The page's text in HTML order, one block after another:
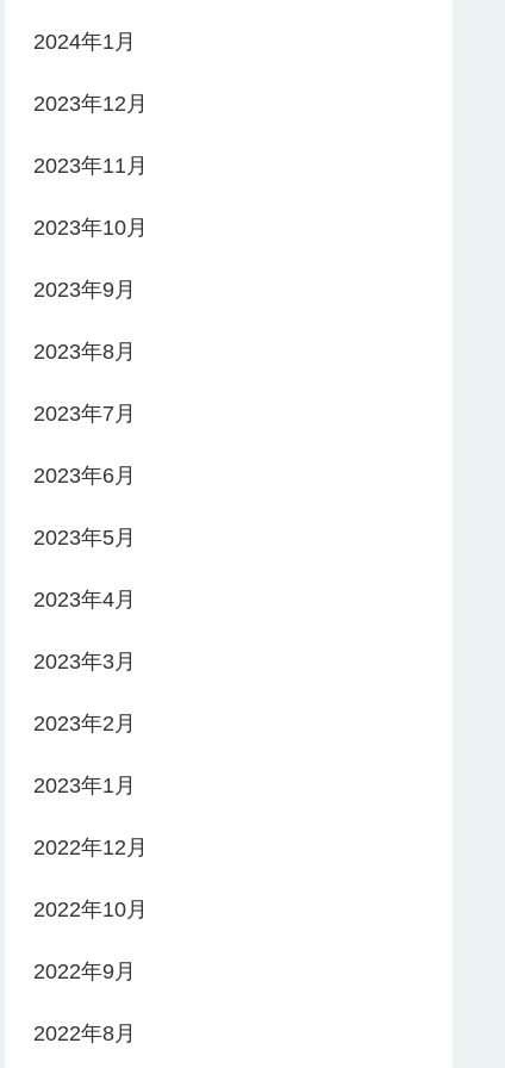
2024年1月
2023年12月
2023年11月
2023年10月
2023年9月
2023年8月
2023年7月
2023年6月
2023年5月
2023年4月
2023年3月
2023年2月
2023年1月
2022年12月
2022年10月
2022年9月
2022年8月